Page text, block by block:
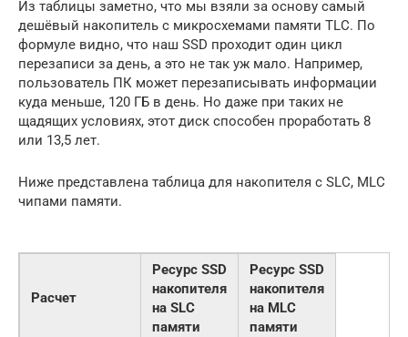
Из таблицы заметно, что мы взяли за основу самый
дешёвый накопитель с микросхемами памяти TLC. По
формуле видно, что наш SSD проходит один цикл
перезаписи за день, а это не так уж мало. Например,
пользователь ПК может перезаписывать информации
куда меньше, 120 ГБ в день. Но даже при таких не
щадящих условиях, этот диск способен проработать 8
или 13,5 лет.
Ниже представлена таблица для накопителя с SLC, MLC
чипами памяти.
Расчет
Ресурс SSD
накопителя
на SLC
памяти
Ресурс SSD
накопителя
на MLC
памяти